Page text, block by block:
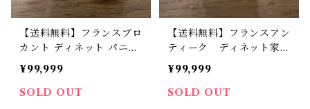
【送料無料】フランスブロ
カント ディネット パニエ
シャビー【526】【フラン
スバイヤーセレクト品】
¥99,999
SOLD OUT
【送料無料】フランスアン
ティーク ディネット家
具 ドール家具 ミニコモ
ード チェスト D-1【52
4】【フランスバイヤーセ
¥99,999
SOLD OUT